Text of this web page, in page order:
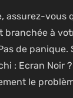
vous
branchée à
de
: Ecran Noir
le